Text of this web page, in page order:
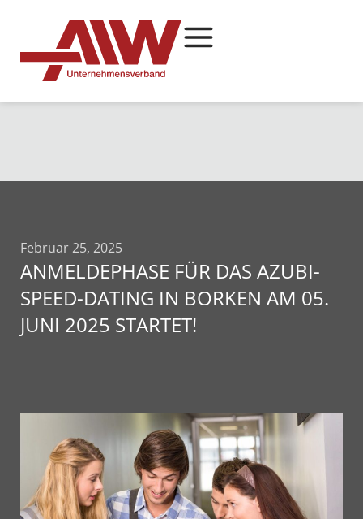
Februar 25, 2025
ANMELDEPHASE FÜR DAS AZUBI-
SPEED-DATING IN BORKEN AM 05.
JUNI 2025 STARTET!